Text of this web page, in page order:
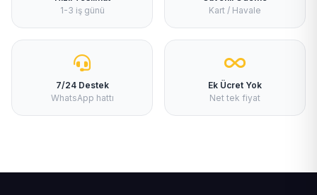
1-3 iş günü
Kart / Havale
7/24 Destek
WhatsApp hattı
Ek Ücret Yok
Net tek fiyat